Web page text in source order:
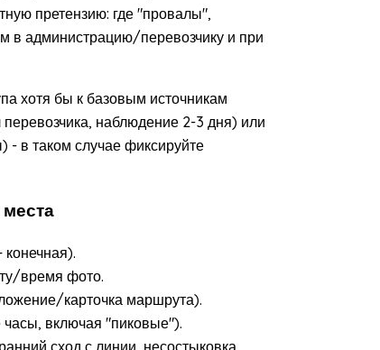
претензию: где "провалы",
в администрацию/перевозчику и при
хотя бы к базовым источникам
наблюдение 2-3 дня) или
в таком случае фиксируйте
время фото.
карточка маршрута).
часы, включая "пиковые").
сход с линии, несостыковка